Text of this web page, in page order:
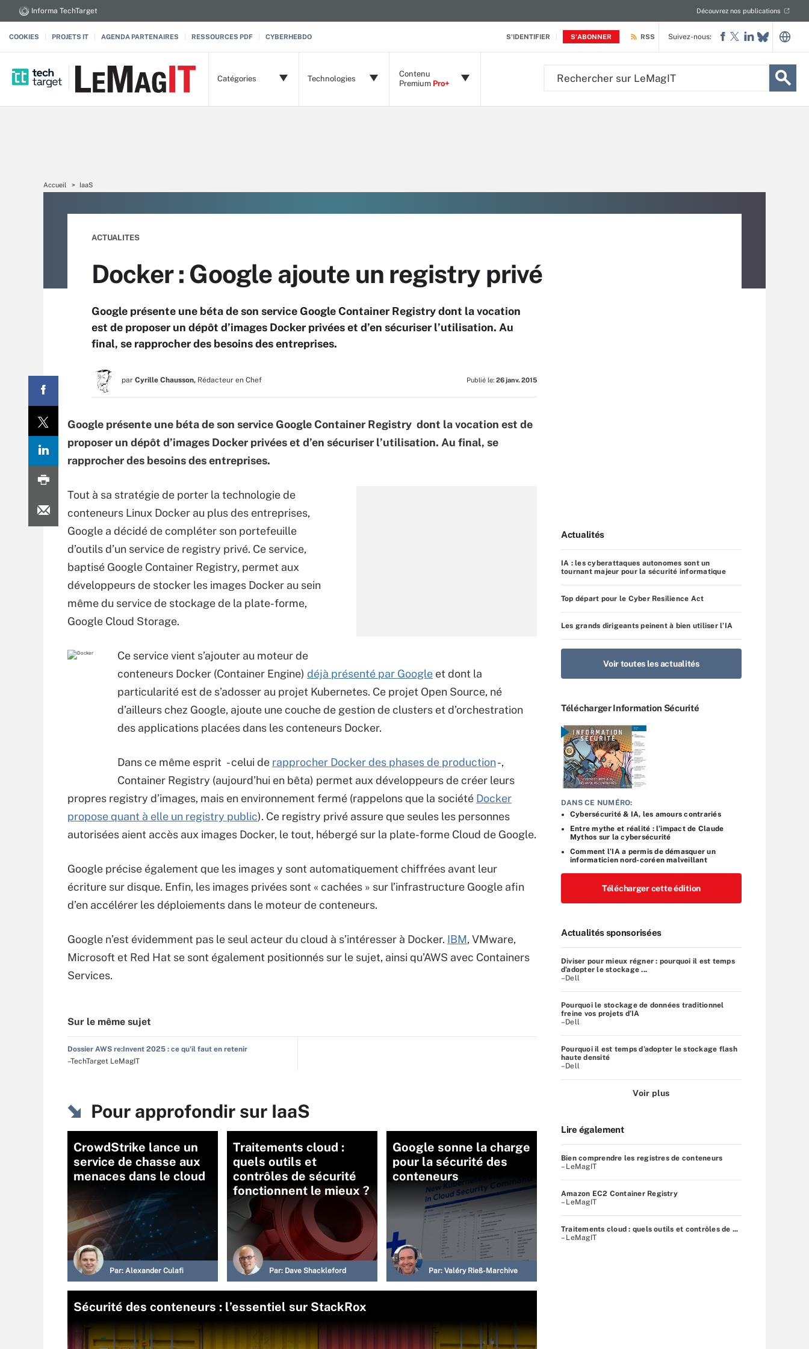
S'IDENTIFIER S'ABONNER
Informa TechTarget Découvrez nos publications
COOKIES PROJETS IT AGENDA PARTENAIRES RESSOURCES PDF CYBERHEBDO RSS
Catégories Technologies
Contenu
Premium Pro+
Suivez-nous:
Accueil IaaS
ACTUALITES
Docker : Google ajoute un registry privé
Google présente une béta de son service Google Container Registry dont la vocation
est de proposer un dépôt d’images Docker privées et d’en sécuriser l’utilisation. Au
final, se rapprocher des besoins des entreprises.
par Cyrille Chausson, Rédacteur en Chef Publié le: 26 janv. 2015
Google présente une béta de son service Google Container Registry dont la vocation est de
proposer un dépôt d’images Docker privées et d’en sécuriser l’utilisation. Au final, se
rapprocher des besoins des entreprises.
Tout à sa stratégie de porter la technologie de
conteneurs Linux Docker au plus des entreprises,
Google a décidé de compléter son portefeuille
d’outils d’un service de registry privé. Ce service,
baptisé Google Container Registry, permet aux
développeurs de stocker les images Docker au sein
même du service de stockage de la plate-forme,
Google Cloud Storage.
Ce service vient s’ajouter au moteur de
conteneurs Docker (Container Engine) déjà présenté par Google et dont la
particularité est de s’adosser au projet Kubernetes. Ce projet Open Source, né
d’ailleurs chez Google, ajoute une couche de gestion de clusters et d’orchestration
des applications placées dans les conteneurs Docker.
Dans ce même esprit - celui de rapprocher Docker des phases de production-,
Container Registry (aujourd’hui en bêta) permet aux développeurs de créer leurs
propres registry d’images, mais en environnement fermé (rappelons que la société Docker
propose quant à elle un registry public). Ce registry privé assure que seules les personnes
autorisées aient accès aux images Docker, le tout, hébergé sur la plate-forme Cloud de Google.
Google précise également que les images y sont automatiquement chiffrées avant leur
écriture sur disque. Enfin, les images privées sont « cachées » sur l’infrastructure Google afin
d’en accélérer les déploiements dans le moteur de conteneurs.
Google n’est évidemment pas le seul acteur du cloud à s’intéresser à Docker. IBM, VMware,
Microsoft et Red Hat se sont également positionnés sur le sujet, ainsi qu’AWS avec Containers
Services.
Sur le même sujet
Dossier AWS re:Invent 2025 : ce qu'il faut en retenir
–TechTarget LeMagIT
Pour approfondir sur IaaS
CrowdStrike lance un
service de chasse aux
menaces dans le cloud
Par: Alexander Culafi
Traitements cloud :
quels outils et
contrôles de sécurité
fonctionnent le mieux ?
Par: Dave Shackleford
Google sonne la charge
pour la sécurité des
conteneurs
Par: Valéry Rieß-Marchive
Sécurité des conteneurs : l’essentiel sur StackRox
Actualités
IA : les cyberattaques autonomes sont un
tournant majeur pour la sécurité informatique
Top départ pour le Cyber Resilience Act
Les grands dirigeants peinent à bien utiliser l’IA
Voir toutes les actualités
Télécharger Information Sécurité
DANS CE NUMÉRO:
Cybersécurité & IA, les amours contrariés
Entre mythe et réalité : l’impact de Claude
Mythos sur la cybersécurité
Comment l’IA a permis de démasquer un
informaticien nord-coréen malveillant
Télécharger cette édition
Actualités sponsorisées
Diviser pour mieux régner : pourquoi il est temps
d’adopter le stockage ...
–Dell
Pourquoi le stockage de données traditionnel
freine vos projets d’IA
–Dell
Pourquoi il est temps d’adopter le stockage flash
haute densité
–Dell
Voir plus
Lire également
Bien comprendre les registres de conteneurs
– LeMagIT
Amazon EC2 Container Registry
– LeMagIT
Traitements cloud : quels outils et contrôles de ...
– LeMagIT